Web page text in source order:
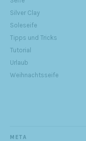
Silver Clay
Soleseife
Tipps und Tricks
Tutorial
Urlaub
Weihnachtsseife
META